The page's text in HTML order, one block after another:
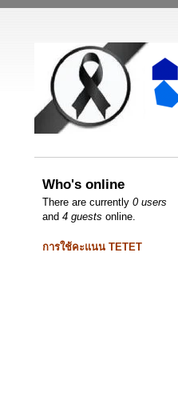
Who's online
There are currently0 users
and4 guests online.
การใช้คะแนน TETET